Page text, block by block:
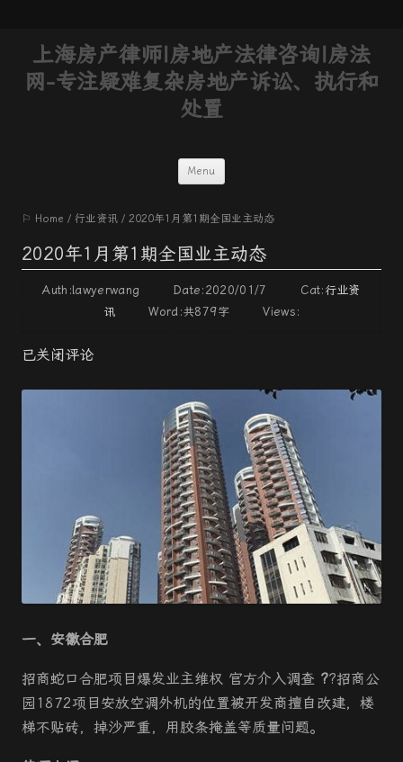
上海房产律师|房地产法律咨询|房法
网-专注疑难复杂房地产诉讼、执行和
处置
Menu
content
⚐ Home / 行业资讯 / 2020年1月第1期全国业主动态
2020年1月第1期全国业主动态
Auth:lawyerwang Date:2020/01/7 Cat: 行业资
讯Word:共879字Views:
已关闭评论
一、安徽合肥
招商蛇口合肥项目爆发业主维权 官方介入调查 ??招商公
园1872项目安放空调外机的位置被开发商擅自改建，楼
梯不贴砖，掉沙严重，用胶条掩盖等质量问题。